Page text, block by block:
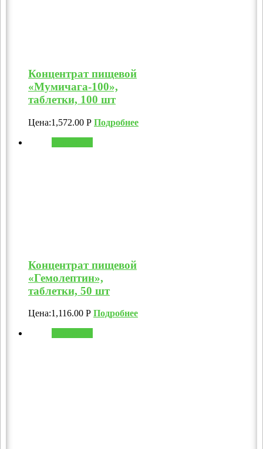
Концентрат пищевой
«Мумичага-100»,
таблетки, 100 шт
Цена:1,572.00 Р Подробнее
Концентрат пищевой
«Гемолептин»,
таблетки, 50 шт
Цена:1,116.00 Р Подробнее